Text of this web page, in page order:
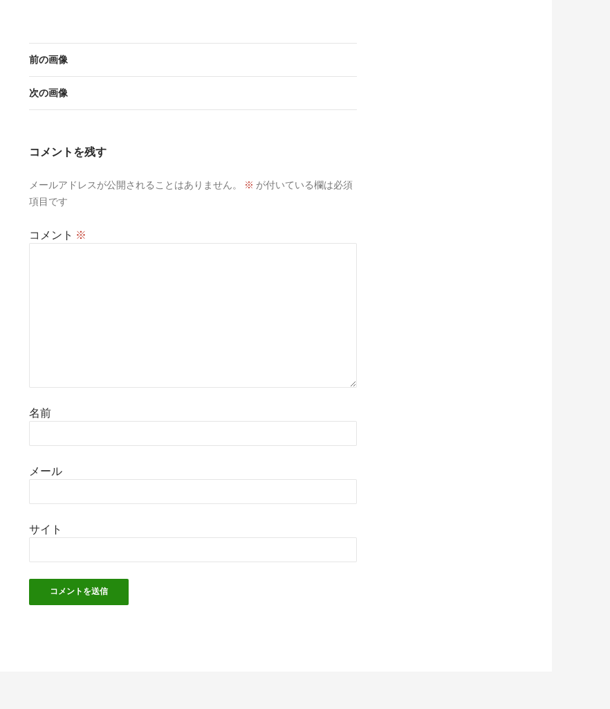
前の画像
次の画像
コメントを残す
メールアドレスが公開されることはありません。 ※ が付いている欄は必須
項目です
コメント ※
名前
メール
サイト